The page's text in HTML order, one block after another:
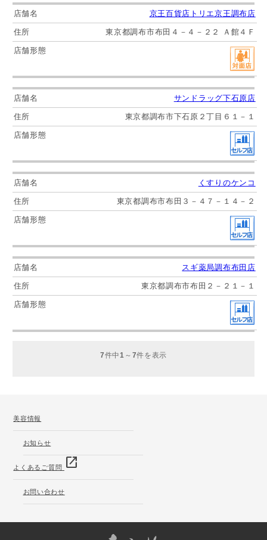
京王百貨店トリエ京王調布店
東京都調布市布田４－４－２２ Ａ館４Ｆ
サンドラッグ下石原店
東京都調布市下石原２丁目６１－１
くすりのケンコ
東京都調布市布田３－４７－１４－２
スギ薬局調布布田店
東京都調布市布田２－２１－１
7件中 1 ～ 7件を表示
美容情報
お知らせ
よくあるご質問 open_in_new
お問い合わせ